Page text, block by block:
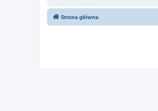
Strona główna